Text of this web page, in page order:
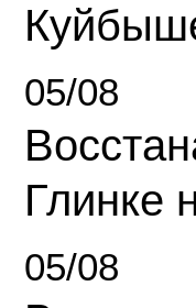
05/08
Глинке
05/08